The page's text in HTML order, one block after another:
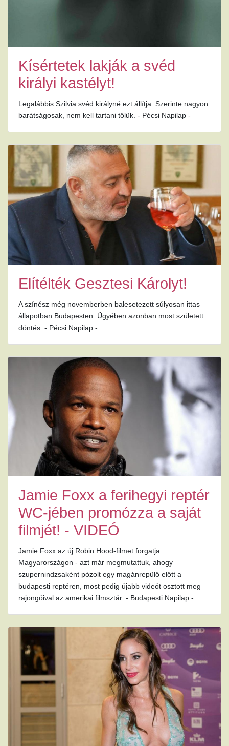
Kísértetek lakják a svéd
királyi kastélyt!
Legalábbis Szilvia svéd királyné ezt állítja. Szerinte nagyon
barátságosak, nem kell tartani tőlük. - Pécsi Napilap -
Elítélték Gesztesi Károlyt!
A színész még novemberben balesetezett súlyosan ittas
állapotban Budapesten. Ügyében azonban most született
döntés. - Pécsi Napilap -
Jamie Foxx a ferihegyi reptér
WC-jében promózza a saját
filmjét! - VIDEÓ
Jamie Foxx az új Robin Hood-filmet forgatja
Magyarországon - azt már megmutattuk, ahogy
szupernindzsaként pózolt egy magánrepülő előtt a
budapesti reptéren, most pedig újabb videót osztott meg
rajongóival az amerikai filmsztár. - Budapesti Napilap -